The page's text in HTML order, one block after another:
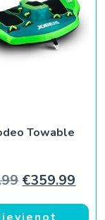
Towable
Original
€359.99